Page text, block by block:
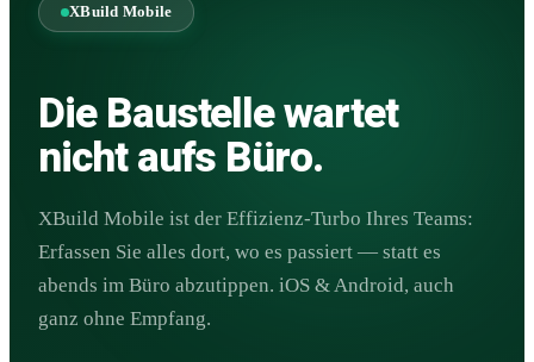
XBuild Mobile
Die Baustelle wartet
nicht aufs Büro.
XBuild Mobile ist der Effizienz-Turbo Ihres Teams:
Erfassen Sie alles dort, wo es passiert — statt es
abends im Büro abzutippen. iOS & Android, auch
ganz ohne Empfang.